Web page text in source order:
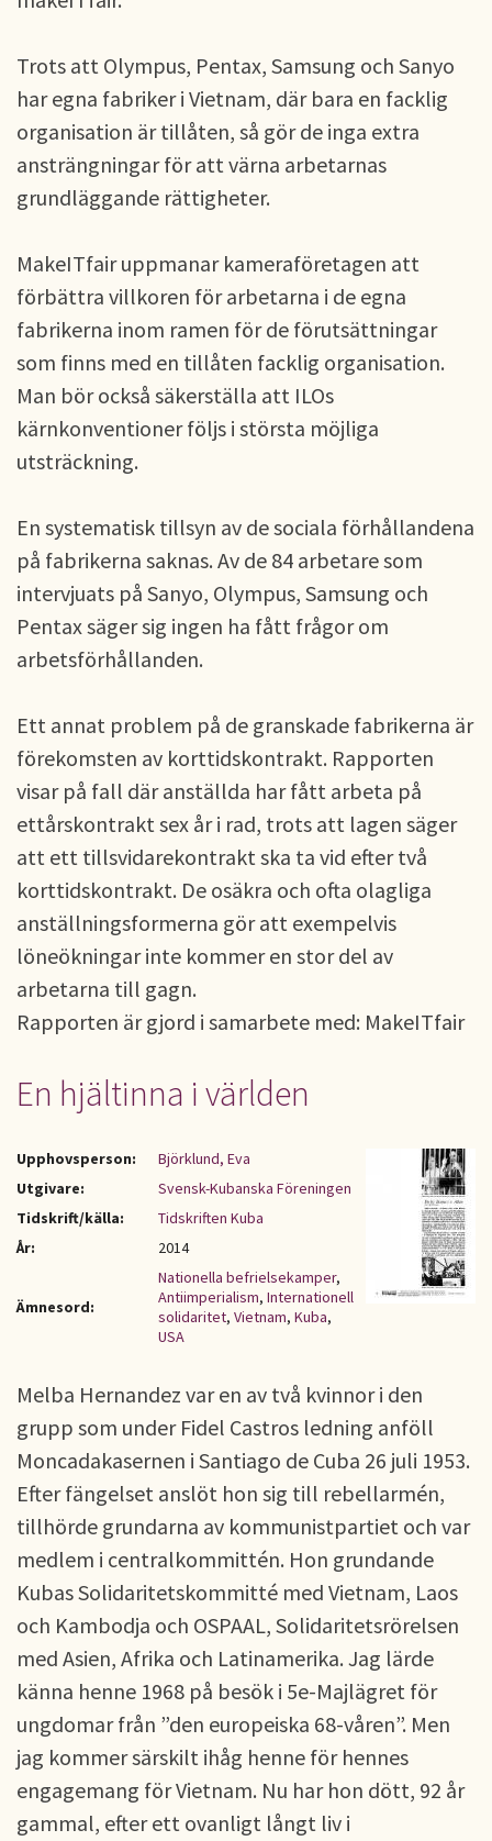
Trots att Olympus, Pentax, Samsung och Sanyo
har egna fabriker i Vietnam, där bara en facklig
organisation är tillåten, så gör de inga extra
ansträngningar för att värna arbetarnas
grundläggande rättigheter.
MakeITfair uppmanar kameraföretagen att
förbättra villkoren för arbetarna i de egna
fabrikerna inom ramen för de förutsättningar
som finns med en tillåten facklig organisation.
Man bör också säkerställa att ILOs
kärnkonventioner följs i största möjliga
utsträckning.
En systematisk tillsyn av de sociala förhållandena
på fabrikerna saknas. Av de 84 arbetare som
intervjuats på Sanyo, Olympus, Samsung och
Pentax säger sig ingen ha fått frågor om
arbetsförhållanden.
Ett annat problem på de granskade fabrikerna är
förekomsten av korttidskontrakt. Rapporten
visar på fall där anställda har fått arbeta på
ettårskontrakt sex år i rad, trots att lagen säger
att ett tillsvidarekontrakt ska ta vid efter två
korttidskontrakt. De osäkra och ofta olagliga
anställningsformerna gör att exempelvis
löneökningar inte kommer en stor del av
arbetarna till gagn.
Rapporten är gjord i samarbete med: MakeITfair
En hjältinna i världen
Upphovsperson:
Björklund, Eva
Utgivare:
Svensk-Kubanska Föreningen
Tidskrift/källa:
Tidskriften Kuba
År:
2014
Ämnesord:
Nationella befrielsekamper,
Antiimperialism, Internationell
solidaritet, Vietnam, Kuba,
USA
Melba Hernandez var en av två kvinnor i den
grupp som under Fidel Castros ledning anföll
Moncadakasernen i Santiago de Cuba 26 juli 1953.
Efter fängelset anslöt hon sig till rebellarmén,
tillhörde grundarna av kommunistpartiet och var
medlem i centralkommittén. Hon grundande
Kubas Solidaritetskommitté med Vietnam, Laos
och Kambodja och OSPAAL, Solidaritetsrörelsen
med Asien, Afrika och Latinamerika. Jag lärde
känna henne 1968 på besök i 5e-Majlägret för
ungdomar från ”den europeiska 68-våren”. Men
jag kommer särskilt ihåg henne för hennes
engagemang för Vietnam. Nu har hon dött, 92 år
gammal, efter ett ovanligt långt liv i